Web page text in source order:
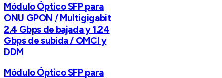
Módulo Óptico SFP para
ONU GPON / Multigigabit
2.4 Gbps de bajada y 1.24
Gbps de subida / OMCI y
DDM
Módulo Óptico SFP para